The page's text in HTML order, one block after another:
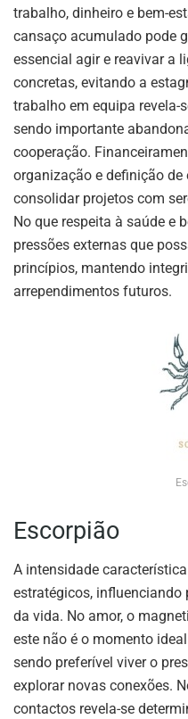
trabalho, dinheiro e bem-
cansaço acumulado pode
essencial agir e reavivar a
concretas, evitando a
trabalho em equipa revela-
sendo importante
cooperação.
organização e definição
consolidar projetos com
No que respeita à saúde e
pressões externas que
princípios, mantendo
arrependimentos futuros.
Escorpião
A intensidade
estratégicos,
da vida. No amor, o
este não é o momento
sendo preferível viver o
explorar novas conexões.
contactos revela-se